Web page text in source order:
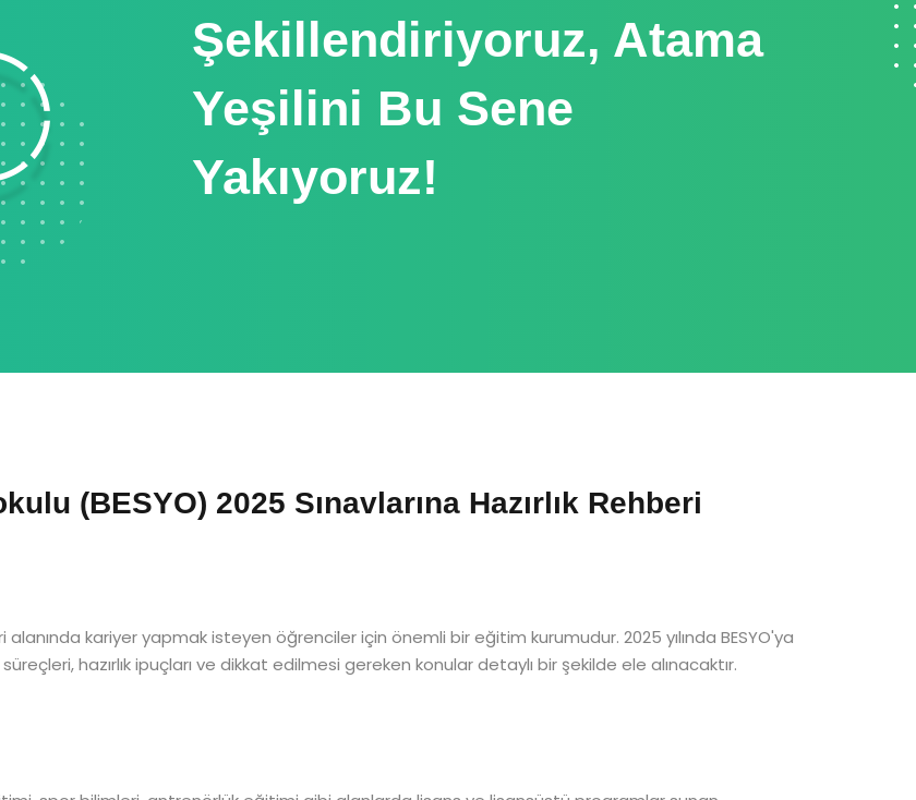
Şekillendiriyoruz, Atama
Yeşilini Bu Sene
Yakıyoruz!
(BESYO) 2025 Sınavlarına Hazırlık Rehberi
kariyer yapmak isteyen öğrenciler için önemli bir eğitim kurumudur. 2025 yılında BESYO'ya
hazırlık ipuçları ve dikkat edilmesi gereken konular detaylı bir şekilde ele alınacaktır.